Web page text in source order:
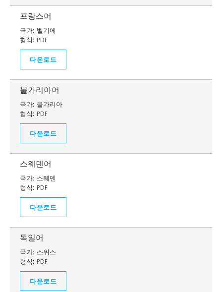
프랑스어
국가: 벨기에
형식: PDF
다운로드
불가리아어
국가: 불가리아
형식: PDF
다운로드
스웨덴어
국가: 스웨덴
형식: PDF
다운로드
독일어
국가: 스위스
형식: PDF
다운로드